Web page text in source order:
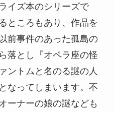
イズ本のシリーズで
ところもあり、作品を
前事件のあった孤島の
落とし『オペラ座の怪
ントムと名のる謎の人
なってしまいます。不
ーナーの娘の謎なども